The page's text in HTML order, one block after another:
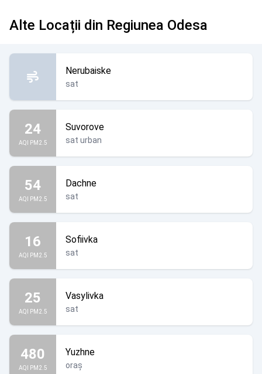
Alte Locații din Regiunea Odesa
Nerubaiske
sat
24
AQI PM2.5
Suvorove
sat urban
54
AQI PM2.5
Dachne
sat
16
AQI PM2.5
Sofiivka
sat
25
AQI PM2.5
Vasylivka
sat
480
AQI PM2.5
Yuzhne
oraș